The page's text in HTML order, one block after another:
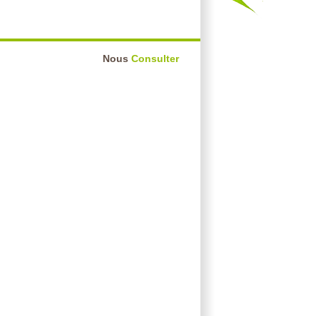
Nous Consulter